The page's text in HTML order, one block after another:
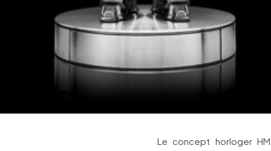
Le concept horloger